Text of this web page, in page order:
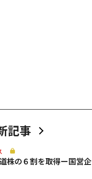
記事
株の６割を取得ー国営企